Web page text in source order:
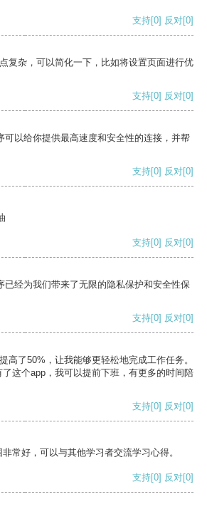
支持[0] 反对[0]
复杂，可以简化一下，比如将设置页面进行优
支持[0] 反对[0]
可以给你提供最高速度和安全性的连接，并帮
支持[0] 反对[0]
支持[0] 反对[0]
已经为我们带来了无限的隐私保护和安全性保
支持[0] 反对[0]
高了50%，让我能够更轻松地完成工作任务。
这个app，我可以提前下班，有更多的时间陪
支持[0] 反对[0]
常好，可以与其他学习者交流学习心得。
支持[0] 反对[0]